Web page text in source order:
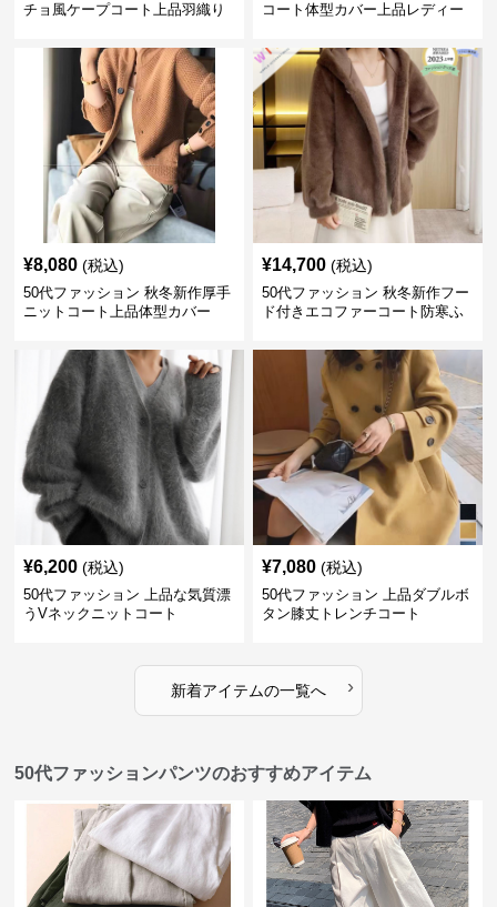
チョ風ケープコート上品羽織り
コート体型カバー上品レディー
¥8,080 (税込)
50代ファッション 秋冬新作厚手
ニットコート上品体型カバー
¥14,700 (税込)
50代ファッション 秋冬新作フー
ド付きエコファーコート防寒ふ
¥6,200 (税込)
50代ファッション 上品な気質漂
うVネックニットコート
¥7,080 (税込)
50代ファッション 上品ダブルボ
タン膝丈トレンチコート
新着アイテムの一覧へ ›
50代ファッションパンツのおすすめアイテム